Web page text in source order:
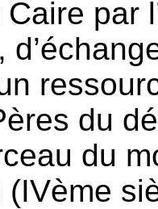
par
du
du